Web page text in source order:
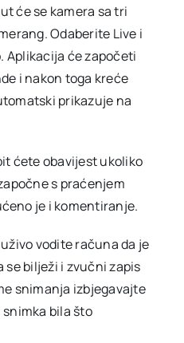
će se kamera sa tri
Odaberite Live i
Aplikacija će započeti
i nakon toga kreće
prikazuje na
ćete obavijest ukoliko
s praćenjem
je i komentiranje.
vodite računa da je
bilježi i zvučni zapis
snimanja izbjegavajte
bila što